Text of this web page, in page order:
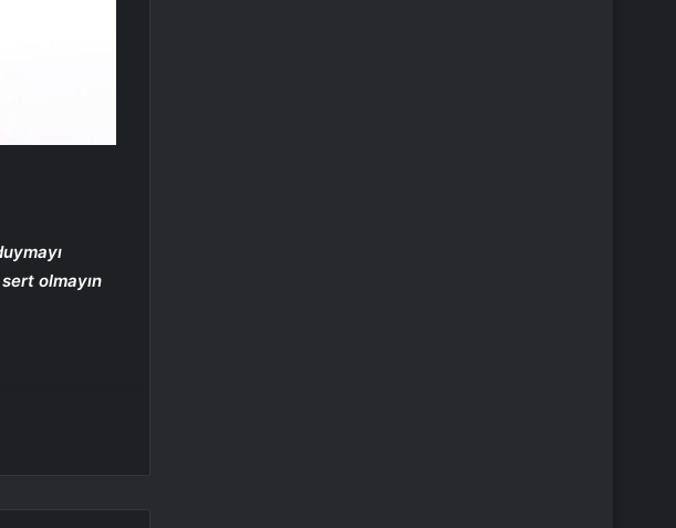
olmayın